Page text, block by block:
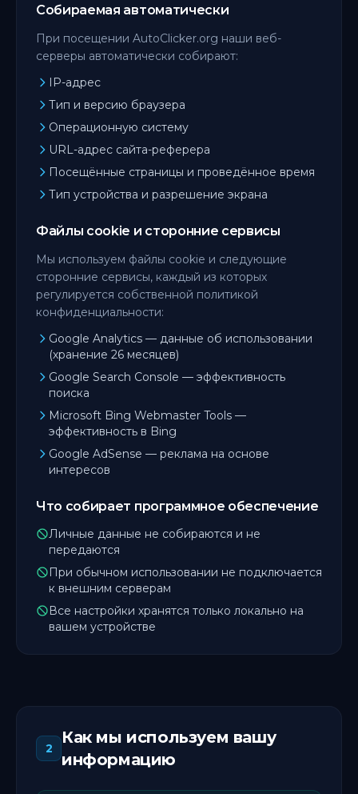
Собираемая автоматически
При посещении AutoClicker.org наши веб-
серверы автоматически собирают:
IP-адрес
Тип и версию браузера
Операционную систему
URL-адрес сайта-реферера
Посещённые страницы и проведённое время
Тип устройства и разрешение экрана
Файлы cookie и сторонние сервисы
Мы используем файлы cookie и следующие
сторонние сервисы, каждый из которых
регулируется собственной политикой
конфиденциальности:
Google Analytics — данные об использовании
(хранение 26 месяцев)
Google Search Console — эффективность
поиска
Microsoft Bing Webmaster Tools —
эффективность в Bing
Google AdSense — реклама на основе
интересов
Что собирает программное обеспечение
Личные данные не собираются и не
передаются
При обычном использовании не подключается
к внешним серверам
Все настройки хранятся только локально на
вашем устройстве
2
Как мы используем вашу
информацию